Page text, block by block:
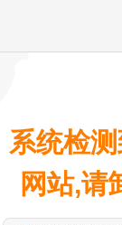
系统检
网站,请